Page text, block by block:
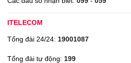
ITELECOM
Tổng đài 24/24: 19001087
Tổng đài tự động: 199